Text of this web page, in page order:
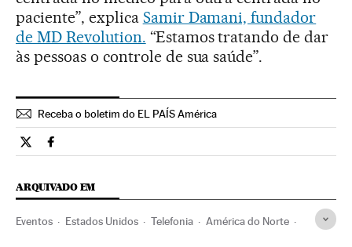
paciente”, explica Samir Damani, fundador
de MD Revolution. “Estamos tratando de dar
às pessoas o controle de sua saúde”.
Receba o boletim do EL PAÍS América
Tecnologia El País Brasil en Twitter
Tecnologia El País Brasil en Facebook
ARQUIVADO EM
Eventos Estados Unidos Telefonia América do Norte